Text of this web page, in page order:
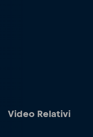
Video Relativi